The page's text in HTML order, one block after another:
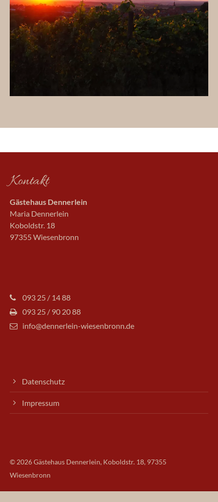
Bewundern Sie Wiesenbronn bei Sonnenuntergang!
Kontakt
Gästehaus Dennerlein
Maria Dennerlein
Koboldstr. 18
97355 Wiesenbronn
093 25 / 14 88
093 25 / 90 20 88
info@dennerlein-wiesenbronn.de
Datenschutz
Impressum
© 2026 Gästehaus Dennerlein, Koboldstr. 18, 97355
Wiesenbronn